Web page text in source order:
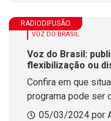
RADIODIFUSÃO
VOZ DO BRASIL
Voz do Brasil:
flexibilização ou
Confira em que
programa pode ser
05/03/2024 por